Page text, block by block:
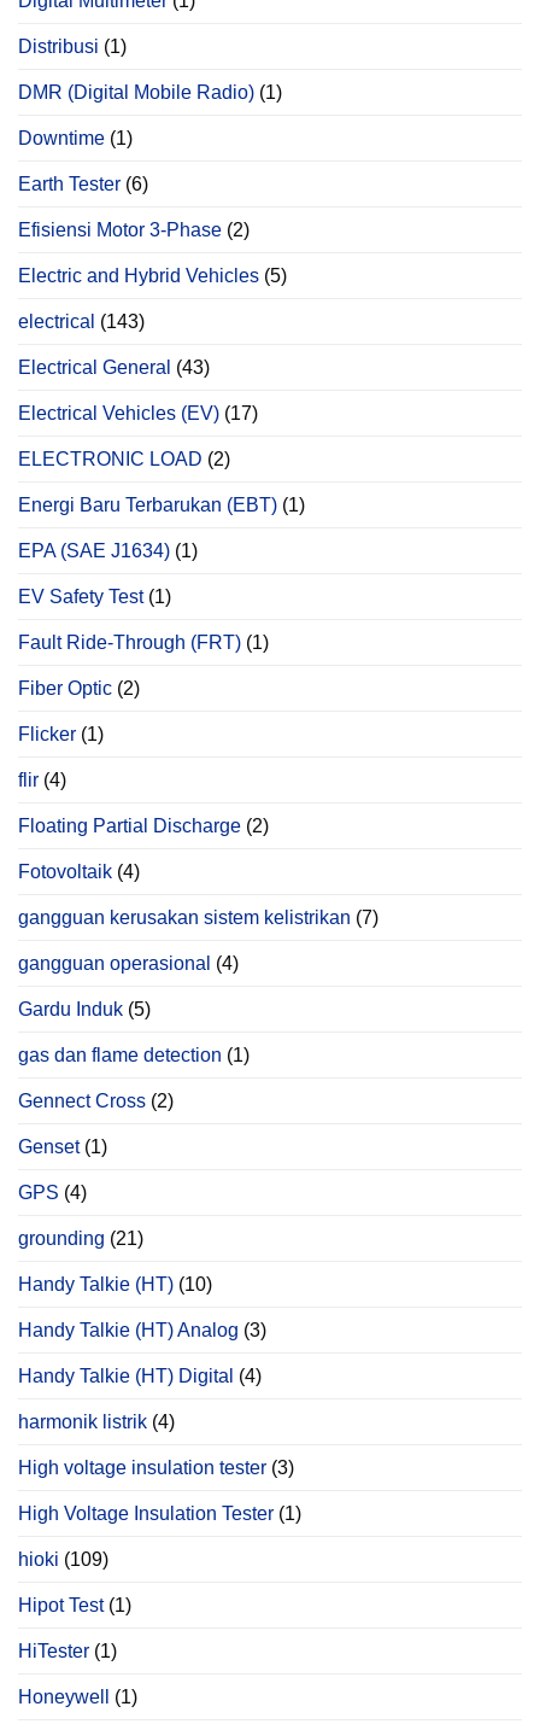
Distribusi (1)
DMR (Digital Mobile Radio) (1)
Downtime (1)
Earth Tester (6)
Efisiensi Motor 3-Phase (2)
Electric and Hybrid Vehicles (5)
electrical (143)
Electrical General (43)
Electrical Vehicles (EV) (17)
ELECTRONIC LOAD (2)
Energi Baru Terbarukan (EBT) (1)
EPA (SAE J1634) (1)
EV Safety Test(1)
Fault Ride-Through (FRT) (1)
Fiber Optic (2)
Flicker (1)
flir (4)
Floating Partial Discharge (2)
Fotovoltaik (4)
gangguan kerusakan sistem kelistrikan (7)
gangguan operasional (4)
Gardu Induk (5)
gas dan flame detection (1)
Gennect Cross (2)
Genset(1)
GPS (4)
grounding (21)
Handy Talkie (HT) (10)
Handy Talkie (HT) Analog (3)
Handy Talkie (HT) Digital (4)
harmonik listrik (4)
High voltage insulation tester (3)
High Voltage Insulation Tester (1)
hioki (109)
Hipot Test(1)
HiTester (1)
Honeywell (1)